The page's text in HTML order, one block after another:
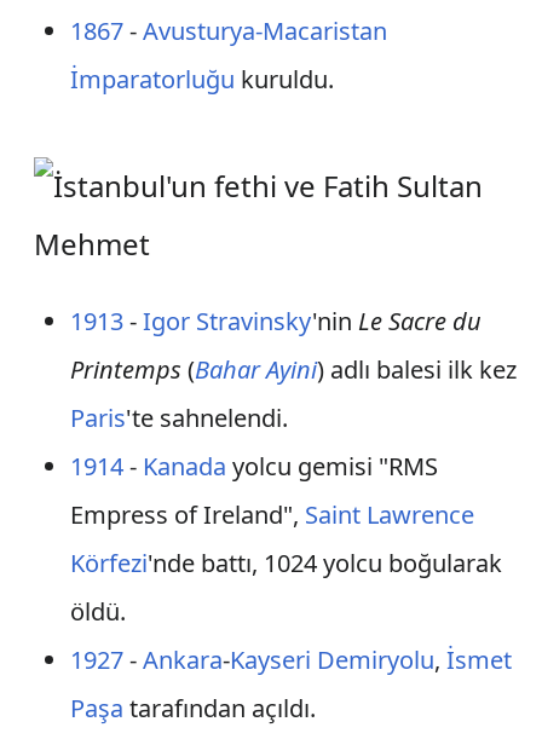
1867-Avusturya-Macaristan
İmparatorluğu kuruldu.
1913-Igor Stravinsky'nin Le Sacre du
Printemps (Bahar Ayini) adlı balesi ilk kez
Paris'te sahnelendi.
1914- Kanada yolcu gemisi "RMS
Empress of Ireland", Saint Lawrence
Körfezi'nde battı, 1024 yolcu boğularak
öldü.
1927-Ankara-Kayseri Demiryolu, İsmet
Paşa tarafından açıldı.